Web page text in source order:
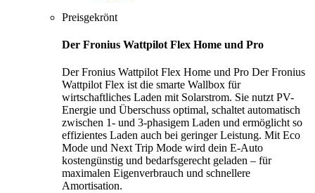
Preisgekrönt
Der Fronius Wattpilot Flex Home und Pro
Der Fronius Wattpilot Flex Home und Pro Der Fronius
Wattpilot Flex ist die smarte Wallbox für
wirtschaftliches Laden mit Solarstrom. Sie nutzt PV-
Energie und Überschuss optimal, schaltet automatisch
zwischen 1- und 3-phasigem Laden und ermöglicht so
effizientes Laden auch bei geringer Leistung. Mit Eco
Mode und Next Trip Mode wird dein E-Auto
kostengünstig und bedarfsgerecht geladen – für
maximalen Eigenverbrauch und schnellere
Amortisation.